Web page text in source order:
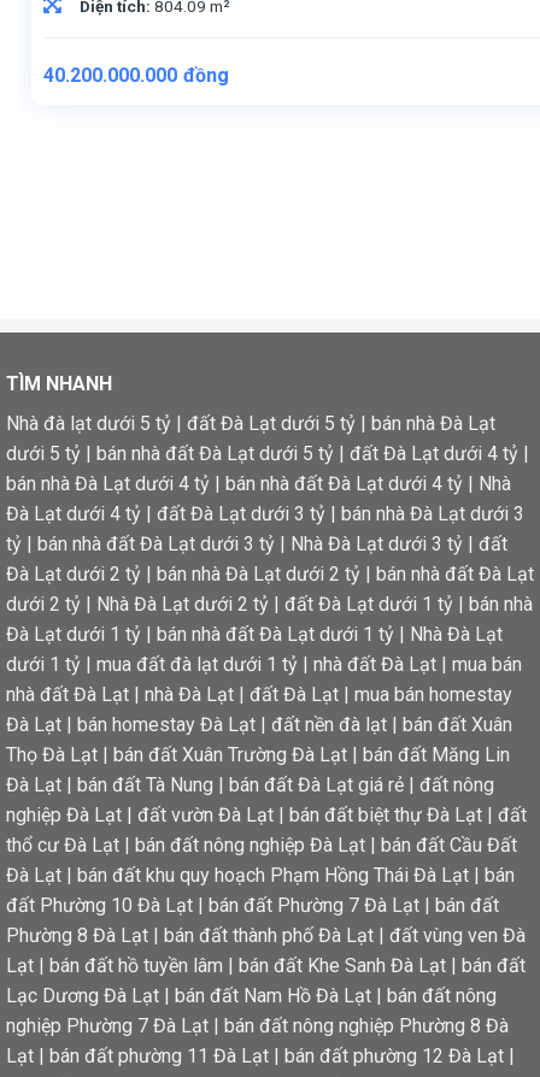
Diện tích: 804.09 m²
40.200.000.000 đồng
TÌM NHANH
Nhà đà lạt dưới 5 tỷ | đất Đà Lạt dưới 5 tỷ | bán nhà Đà Lạt
dưới 5 tỷ | bán nhà đất Đà Lạt dưới 5 tỷ | đất Đà Lạt dưới 4 tỷ |
bán nhà Đà Lạt dưới 4 tỷ | bán nhà đất Đà Lạt dưới 4 tỷ | Nhà
Đà Lạt dưới 4 tỷ | đất Đà Lạt dưới 3 tỷ | bán nhà Đà Lạt dưới 3
tỷ | bán nhà đất Đà Lạt dưới 3 tỷ | Nhà Đà Lạt dưới 3 tỷ | đất
Đà Lạt dưới 2 tỷ | bán nhà Đà Lạt dưới 2 tỷ | bán nhà đất Đà Lạt
dưới 2 tỷ | Nhà Đà Lạt dưới 2 tỷ | đất Đà Lạt dưới 1 tỷ | bán nhà
Đà Lạt dưới 1 tỷ | bán nhà đất Đà Lạt dưới 1 tỷ | Nhà Đà Lạt
dưới 1 tỷ | mua đất đà lạt dưới 1 tỷ | nhà đất Đà Lạt | mua bán
nhà đất Đà Lạt | nhà Đà Lạt | đất Đà Lạt | mua bán homestay
Đà Lạt | bán homestay Đà Lạt | đất nền đà lạt | bán đất Xuân
Thọ Đà Lạt | bán đất Xuân Trường Đà Lạt | bán đất Măng Lin
Đà Lạt | bán đất Tà Nung | bán đất Đà Lạt giá rẻ | đất nông
nghiệp Đà Lạt | đất vườn Đà Lạt | bán đất biệt thự Đà Lạt | đất
thổ cư Đà Lạt | bán đất nông nghiệp Đà Lạt | bán đất Cầu Đất
Đà Lạt | bán đất khu quy hoạch Phạm Hồng Thái Đà Lạt | bán
đất Phường 10 Đà Lạt | bán đất Phường 7 Đà Lạt | bán đất
Phường 8 Đà Lạt | bán đất thành phố Đà Lạt | đất vùng ven Đà
Lạt | bán đất hồ tuyền lâm | bán đất Khe Sanh Đà Lạt | bán đất
Lạc Dương Đà Lạt | bán đất Nam Hồ Đà Lạt | bán đất nông
nghiệp Phường 7 Đà Lạt | bán đất nông nghiệp Phường 8 Đà
Lạt | bán đất phường 11 Đà Lạt | bán đất phường 12 Đà Lạt |